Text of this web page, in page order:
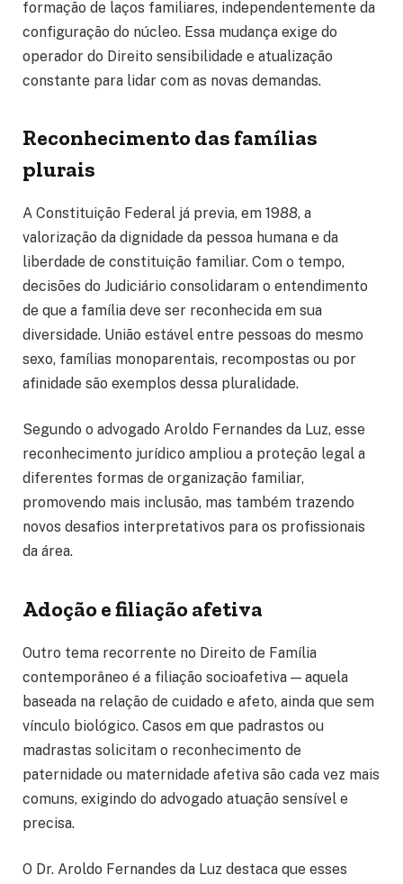
formação de laços familiares, independentemente da
configuração do núcleo. Essa mudança exige do
operador do Direito sensibilidade e atualização
constante para lidar com as novas demandas.
Reconhecimento das famílias
plurais
A Constituição Federal já previa, em 1988, a
valorização da dignidade da pessoa humana e da
liberdade de constituição familiar. Com o tempo,
decisões do Judiciário consolidaram o entendimento
de que a família deve ser reconhecida em sua
diversidade. União estável entre pessoas do mesmo
sexo, famílias monoparentais, recompostas ou por
afinidade são exemplos dessa pluralidade.
Segundo o advogado Aroldo Fernandes da Luz, esse
reconhecimento jurídico ampliou a proteção legal a
diferentes formas de organização familiar,
promovendo mais inclusão, mas também trazendo
novos desafios interpretativos para os profissionais
da área.
Adoção e filiação afetiva
Outro tema recorrente no Direito de Família
contemporâneo é a filiação socioafetiva — aquela
baseada na relação de cuidado e afeto, ainda que sem
vínculo biológico. Casos em que padrastos ou
madrastas solicitam o reconhecimento de
paternidade ou maternidade afetiva são cada vez mais
comuns, exigindo do advogado atuação sensível e
precisa.
O Dr. Aroldo Fernandes da Luz destaca que esses